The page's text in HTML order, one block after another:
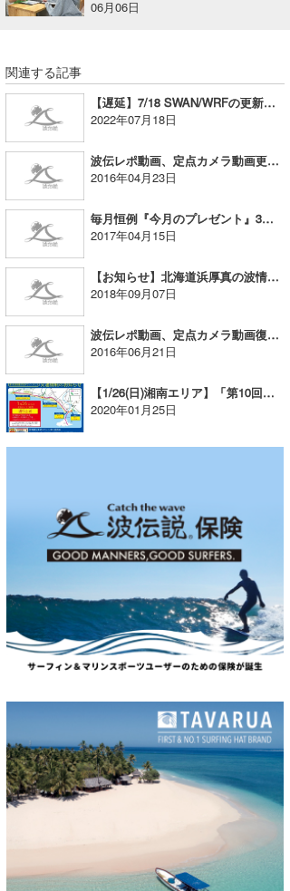
06月06日
関連する記事
【遅延】7/18 SWAN/WRFの更新遅延のお知らせとお詫び
2022年07月18日
波伝レポ動画、定点カメラ動画更新遅延のお知らせ
2016年04月23日
毎月恒例『今月のプレゼント』3月度当選者発表！
2017年04月15日
【お知らせ】北海道浜厚真の波情報配信休止について
2018年09月07日
波伝レポ動画、定点カメラ動画復旧のお知らせ
2016年06月21日
【1/26(日)湘南エリア】「第10回湘南藤沢市民マラソン2020」開催に伴う交通規制
2020年01月25日
Yoshiyuki Obata
DELTA FORCE SURF
CBA Films
熊谷素子
WAVAL
中浦“JET”章
進士剛光
田原啓江
植村未来
NOBUFUKU
大野”MAR”修聖
☆加藤
Aichan
chan-U
ECE
G◎Da
H
KOBU
KY
MIN
mitz
Soulman
waka☆=
YUKI☆
まっきー
三輪予報士
上田純子
波伝説